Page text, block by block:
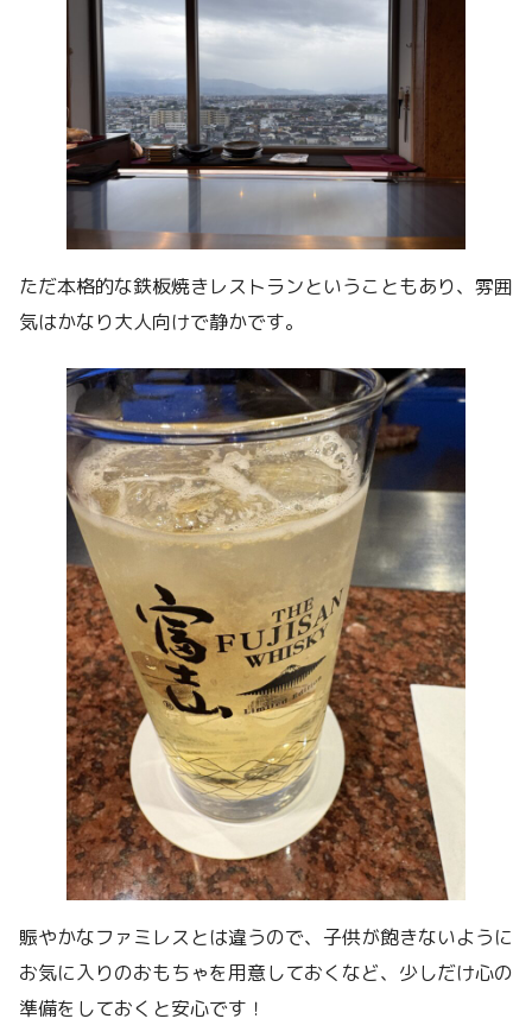
ただ本格的な鉄板焼きレストランということもあり、雰囲
気はかなり大人向けで静かです。
賑やかなファミレスとは違うので、子供が飽きないように
お気に入りのおもちゃを用意しておくなど、少しだけ心の
準備をしておくと安心です！